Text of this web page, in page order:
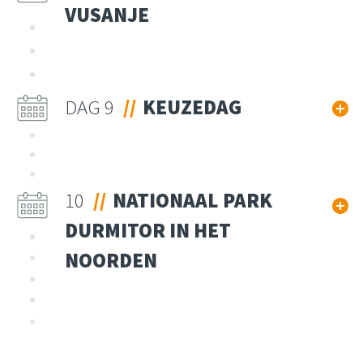
VUSANJE
DAG 9 KEUZEDAG
10
NATIONAAL PARK
DURMITOR IN HET
NOORDEN